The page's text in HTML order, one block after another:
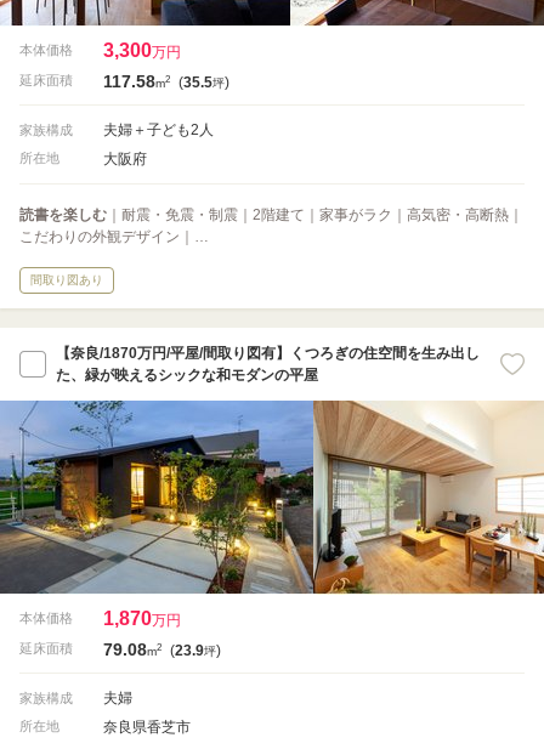
本体価格 3,300万円
延床面積 117.58m2 (35.5坪)
家族構成 夫婦＋子ども2人
所在地 大阪府
読書を楽しむ ｜耐震・免震・制震｜2階建て｜家事がラク｜高気密・高断熱｜
こだわりの外観デザイン｜…
間取り図あり
【奈良/1870万円/平屋/間取り図有】くつろぎの住空間を生み出し
た、緑が映えるシックな和モダンの平屋
本体価格 1,870万円
延床面積 79.08m2 (23.9坪)
家族構成 夫婦
所在地 奈良県香芝市